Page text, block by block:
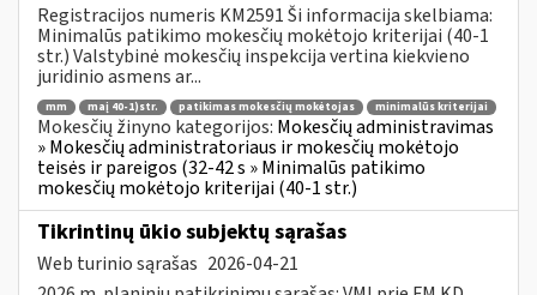
Registracijos numeris KM2591 Ši informacija skelbiama:
Minimalūs patikimo mokesčių mokėtojo kriterijai (40-1
str.) Valstybinė mokesčių inspekcija vertina kiekvieno
juridinio asmens ar...
mm maį 40-1)str. patikimas mokesčių mokėtojas minimalūs kriterijai
Mokesčių žinyno kategorijos: Mokesčių administravimas
» Mokesčių administratoriaus ir mokesčių mokėtojo
teisės ir pareigos (32-42 s » Minimalūs patikimo
mokesčių mokėtojo kriterijai (40-1 str.)
Tikrintinų ūkio subjektų sąrašas
Web turinio sąrašas 2026-04-21